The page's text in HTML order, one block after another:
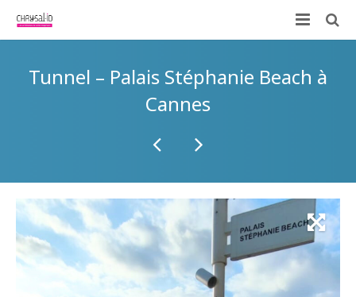
Tunnel – Palais Stéphanie Beach à
Cannes